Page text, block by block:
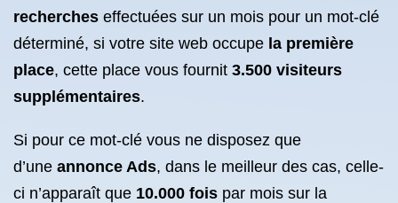
recherches effectuées sur un mois pour un mot-clé
déterminé, si votre site web occupe la première
place, cette place vous fournit 3.500 visiteurs
supplémentaires.
Si pour ce mot-clé vous ne disposez que
d’une annonce Ads, dans le meilleur des cas, celle-
ci n’apparaît que 10.000 fois par mois sur la